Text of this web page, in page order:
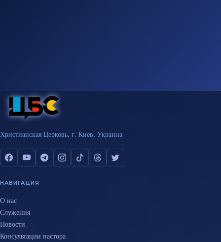
Христианская Церковь, г. Киев, Украина
НАВИГАЦИЯ
О нас
Служения
Новости
Консультации пастора